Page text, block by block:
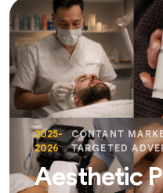
2025-
2026
CONTANT
TARGETED
Aesthetic